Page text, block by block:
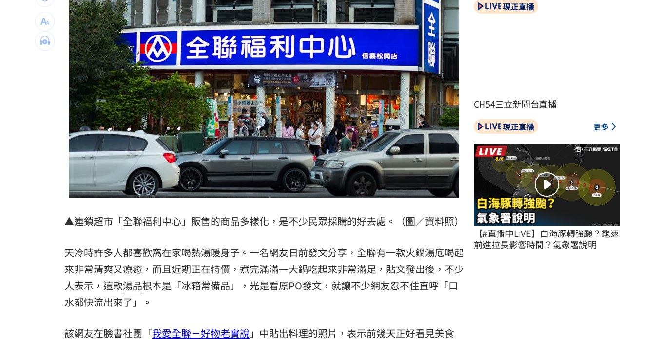
詐慈濟10億女律也遇詐！借2億蓋天空塔 15:17
致癌油風暴延燒 行政院再嗆台中市 15:17
昔爆熱戀張凌赫 白鹿工作室突大動作發聲 15:15
漢光42／畫面曝！模擬敵軍入侵 機砲出動 15:14
暑假3流行病齊發！醫示警：宛如病毒盛宴 15:14
模特兒經紀人押走3小模1前同事 北檢起訴 15:13
台灣彩券開獎直播中 20:31
LIVE三立+24小時直播 15:27
三立iNEWS新聞台線上直播 18:00
油品食安事件引關注 挑選保健食品要注意 13:00
酷澎「爸氣父親節」國際官方品牌齊聚 11:00
罕病博士彭士齊 輪椅上的生命覺醒！
▲連鎖超市「全聯福利中心」販售的商品多樣化，是不少民眾採購的好去處。（圖／資料照）
天冷時許多人都喜歡窩在家喝熱湯暖身子。一名網友日前發文分享，全聯有一款火鍋湯底喝起
來非常清爽又療癒，而且近期正在特價，煮完滿滿一大鍋吃起來非常滿足，貼文發出後，不少
人表示，這款湯品根本是「冰箱常備品」，光是看原PO發文，就讓不少網友忍不住直呼「口
水都快流出來了」。
該網友在臉書社團「我愛全聯－好物老實說」中貼出料理的照片，表示前幾天正好看見美食
現正直播
CH54三立新聞台直播
現正直播 更多
【#直播中LIVE】白海豚轉強颱？龜速
前進拉長影響時間？氣象署說明